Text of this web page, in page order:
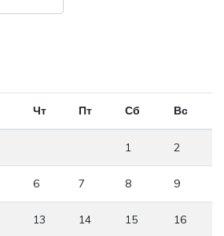
Чт Пт Сб Вс
1 2
6 7 8 9
13 14 15 16